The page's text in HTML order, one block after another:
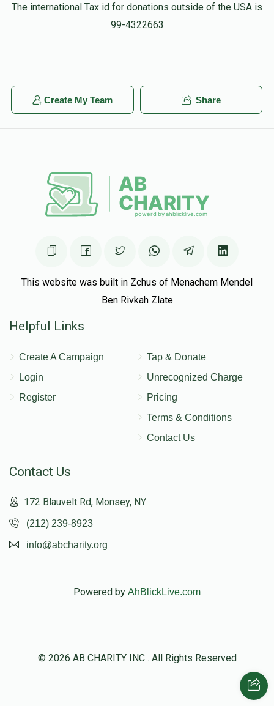
The international Tax id for donations outside of the USA is
99-4322663
Create My Team Share
This website was built in Zchus of Menachem Mendel
Ben Rivkah Zlate
Helpful Links
Create A Campaign
Login
Register
Tap & Donate
Unrecognized Charge
Pricing
Terms & Conditions
Contact Us
Contact Us
172 Blauvelt Rd, Monsey, NY
(212) 239-8923
info@abcharity.org
Powered by AhBlickLive.com
© 2026 AB CHARITY INC . All Rights Reserved